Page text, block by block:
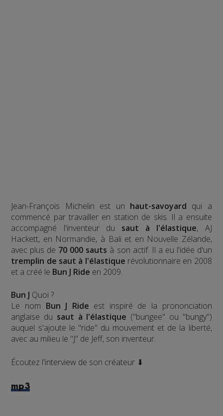
Jean-François Michelin est un haut-savoyard qui a
commencé par travailler en station de skis. Il a ensuite
accompagné l'inventeur du saut à l'élastique, AJ
Hackett, en Normandie, à Bali et en Nouvelle Zélande,
avec plus de 70 000 sauts à son actif. Il a eu l'idée d'un
tremplin de saut à l'élastique révolutionnaire en 2008
et a créé le Bun J Ride en 2009.
Bun J Quoi ?
Le nom Bun J Ride est inspiré de la prononciation
anglaise du saut à l'élastique ("bungee" ou "bungy")
auquel s'ajoute le "ride" du mouvement et de la liberté,
avec au milieu le "J" de Jeff, son inventeur.
Écoutez l'interview de son créateur ⬇
mp3